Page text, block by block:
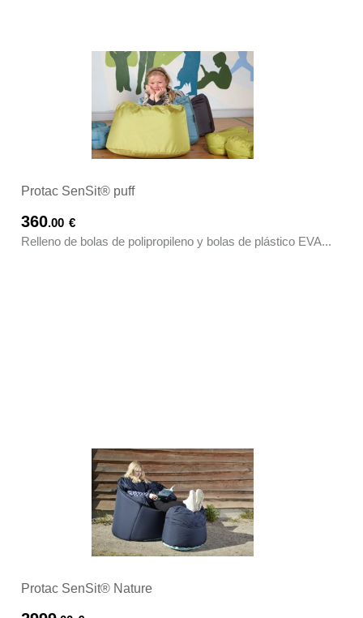
Protac SenSit® puff
360.00 €
Relleno de bolas de polipropileno y bolas de plástico EVA...
Protac SenSit® Nature